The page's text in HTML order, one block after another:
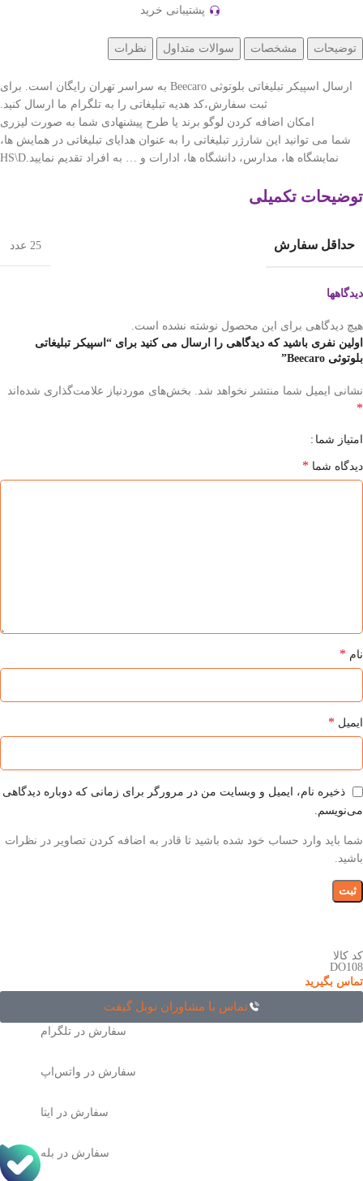
پشتیبانی خرید
توضیحات مشخصات سوالات متداول نظرات
ارسال اسپیکر تبلیغاتی بلوتوثی Beecaro به سراسر تهران رایگان است. برای
ثبت سفارش،کد هدیه تبلیغاتی را به تلگرام ما ارسال کنید.
امکان اضافه کردن لوگو برند یا طرح پیشنهادی شما به صورت لیزری
شما می توانید این شارژر تبلیغاتی را به عنوان هدایای تبلیغاتی در همایش ها،
نمایشگاه ها، مدارس، دانشگاه ها، ادارات و … به افراد تقدیم نمایید.HS\D
توضیحات تکمیلی
حداقل سفارش 25 عدد
دیدگاهها
هیچ دیدگاهی برای این محصول نوشته نشده است.
اولین نفری باشید که دیدگاهی را ارسال می کنید برای “اسپیکر تبلیغاتی
بلوتوثی Beecaro”
نشانی ایمیل شما منتشر نخواهد شد. بخش‌های موردنیاز علامت‌گذاری شده‌اند
*
امتیاز شما
دیدگاه شما *
نام *
ایمیل *
ذخیره نام، ایمیل و وبسایت من در مرورگر برای زمانی که دوباره دیدگاهی
می‌نویسم.
شما باید وارد حساب خود شده باشید تا قادر به اضافه کردن تصاویر در نظرات
باشید.
کد کالا
DO108
تماس بگیرید
تماس با مشاوران نوبل گیفت
سفارش در تلگرام
سفارش در واتس‌اپ
سفارش در ایتا
سفارش در بله